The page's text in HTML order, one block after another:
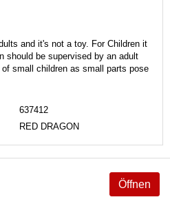
and it's not a toy. For Children it
should be supervised by an adult
small children as small parts pose
637412
RED DRAGON
Öffnen